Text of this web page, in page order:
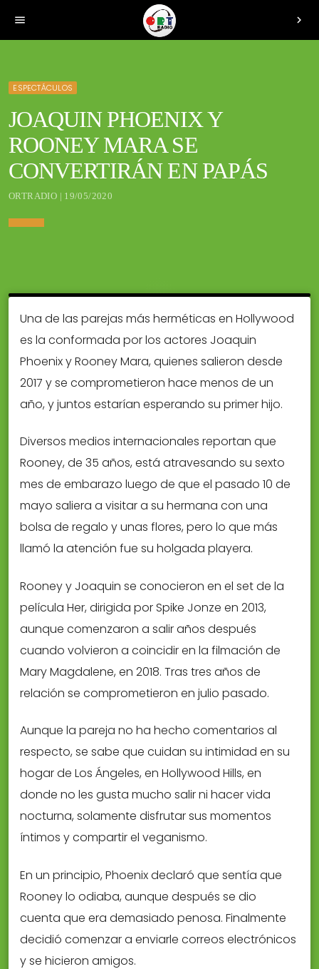
menu chevron_right
ESPECTÁCULOS
JOAQUIN PHOENIX Y
ROONEY MARA SE
CONVERTIRÁN EN PAPÁS
ORTRADIO | 19/05/2020
Una de las parejas más herméticas en Hollywood
es la conformada por los actores Joaquin
Phoenix y Rooney Mara, quienes salieron desde
2017 y se comprometieron hace menos de un
año, y juntos estarían esperando su primer hijo.
Diversos medios internacionales reportan que
Rooney, de 35 años, está atravesando su sexto
mes de embarazo luego de que el pasado 10 de
mayo saliera a visitar a su hermana con una
bolsa de regalo y unas flores, pero lo que más
llamó la atención fue su holgada playera.
Rooney y Joaquin se conocieron en el set de la
película Her, dirigida por Spike Jonze en 2013,
aunque comenzaron a salir años después
cuando volvieron a coincidir en la filmación de
Mary Magdalene, en 2018. Tras tres años de
relación se comprometieron en julio pasado.
Aunque la pareja no ha hecho comentarios al
respecto, se sabe que cuidan su intimidad en su
hogar de Los Ángeles, en Hollywood Hills, en
donde no les gusta mucho salir ni hacer vida
nocturna, solamente disfrutar sus momentos
íntimos y compartir el veganismo.
En un principio, Phoenix declaró que sentía que
Rooney lo odiaba, aunque después se dio
cuenta que era demasiado penosa. Finalmente
decidió comenzar a enviarle correos electrónicos
y se hicieron amigos.